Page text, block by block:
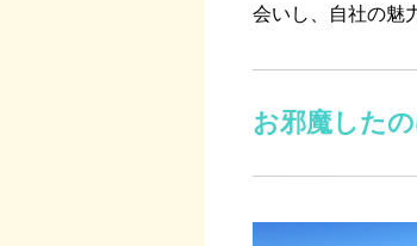
会いし、自社の魅
お邪魔した